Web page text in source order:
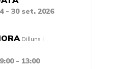
- 30 set. 2026
Dilluns i
- 13:00